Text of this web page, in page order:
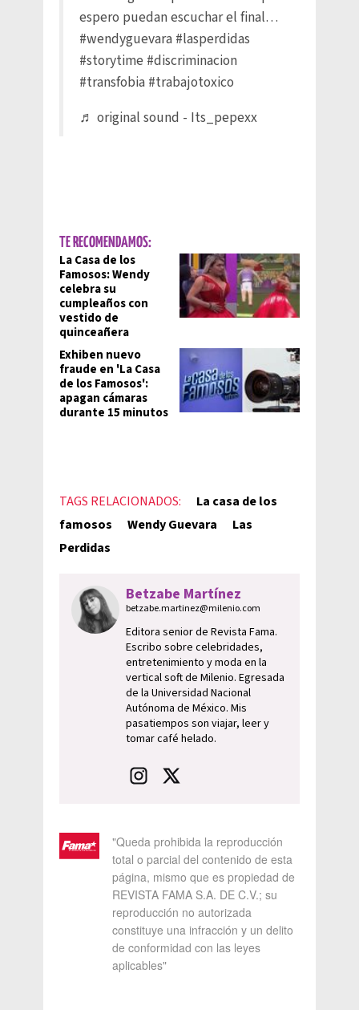
espero puedan escuchar el final…
#wendyguevara #lasperdidas
#storytime #discriminacion
#transfobia #trabajotoxico
♬ original sound - Its_pepexx
TE RECOMENDAMOS:
La Casa de los
Famosos: Wendy
celebra su
cumpleaños con
vestido de
quinceañera
Exhiben nuevo
fraude en 'La Casa
de los Famosos':
apagan cámaras
durante 15 minutos
TAGS RELACIONADOS:
La casa de los
famosos
Wendy Guevara
Las
Perdidas
Betzabe Martínez
betzabe.martinez@milenio.com
Editora senior de Revista Fama.
Escribo sobre celebridades,
entretenimiento y moda en la
vertical soft de Milenio. Egresada
de la Universidad Nacional
Autónoma de México. Mis
pasatiempos son viajar, leer y
tomar café helado.
"Queda prohibida la reproducción
total o parcial del contenido de esta
página, mismo que es propiedad de
REVISTA FAMA S.A. DE C.V.; su
reproducción no autorizada
constituye una infracción y un delito
de conformidad con las leyes
aplicables"